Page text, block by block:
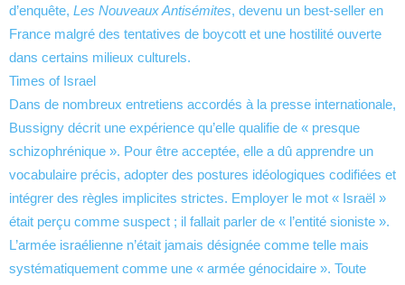
d’enquête, Les Nouveaux Antisémites, devenu un best-seller en
France malgré des tentatives de boycott et une hostilité ouverte
dans certains milieux culturels.
Times of Israel
Dans de nombreux entretiens accordés à la presse internationale,
Bussigny décrit une expérience qu’elle qualifie de « presque
schizophrénique ». Pour être acceptée, elle a dû apprendre un
vocabulaire précis, adopter des postures idéologiques codifiées et
intégrer des règles implicites strictes. Employer le mot « Israël »
était perçu comme suspect ; il fallait parler de « l’entité sioniste ».
L’armée israélienne n’était jamais désignée comme telle mais
systématiquement comme une « armée génocidaire ». Toute